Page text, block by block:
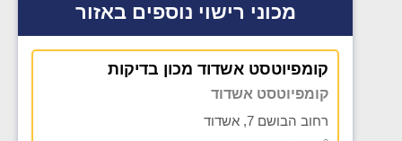
מכוני רישוי נוספים באזור
קומפיוטסט אשדוד מכון בדיקות
קומפיוטסט אשדוד
רחוב הבושם 7, אשדוד